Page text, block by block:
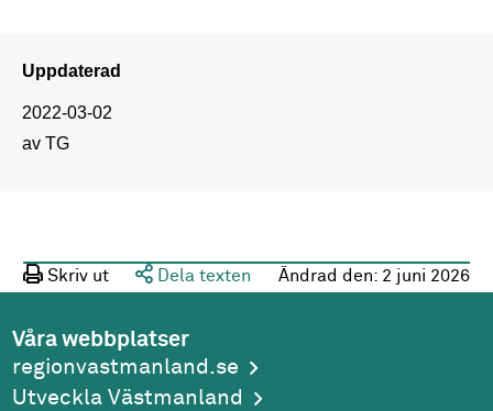
Uppdaterad
2022-03-02
av TG
Skriv ut Dela texten Ändrad den: 2 juni 2026
Våra webbplatser
regionvastmanland.se
Utveckla Västmanland